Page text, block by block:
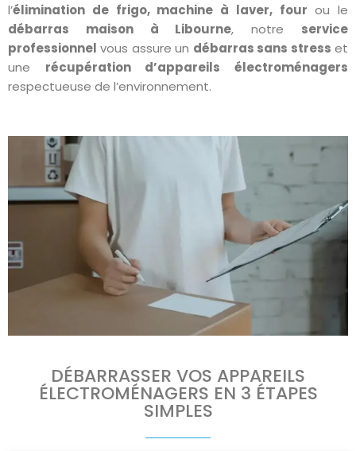
l’élimination de frigo, machine à laver, four ou le
débarras maison à Libourne, notre service
professionnel vous assure un débarras sans stress et
une récupération d’appareils électroménagers
respectueuse de l’environnement.
DÉBARRASSER VOS APPAREILS
ÉLECTROMÉNAGERS EN 3 ÉTAPES
SIMPLES